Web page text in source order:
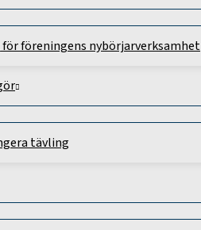
för föreningens nybörjarverksamhet
tävling